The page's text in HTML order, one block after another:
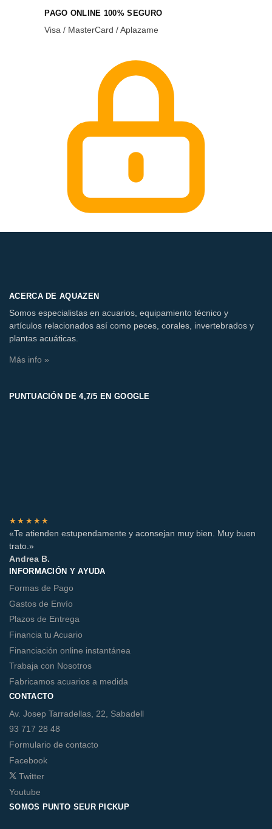
PAGO ONLINE 100% SEGURO
Visa / MasterCard / Aplazame
ACERCA DE AQUAZEN
Somos especialistas en acuarios, equipamiento técnico y
artículos relacionados así como peces, corales, invertebrados y
plantas acuáticas.
Más info »
PUNTUACIÓN DE 4,7/5 EN GOOGLE
★★★★★
«Te atienden estupendamente y aconsejan muy bien. Muy buen
trato.»
Andrea B.
INFORMACIÓN Y AYUDA
Formas de Pago
Gastos de Envío
Plazos de Entrega
Financia tu Acuario
Financiación online instantánea
Trabaja con Nosotros
Fabricamos acuarios a medida
CONTACTO
Av. Josep Tarradellas, 22, Sabadell
93 717 28 48
Formulario de contacto
Facebook
Twitter
Youtube
SOMOS PUNTO SEUR PICKUP